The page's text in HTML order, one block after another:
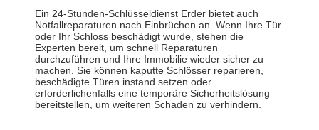
Ein 24-Stunden-Schlüsseldienst Erder bietet auch
Notfallreparaturen nach Einbrüchen an. Wenn Ihre Tür
oder Ihr Schloss beschädigt wurde, stehen die
Experten bereit, um schnell Reparaturen
durchzuführen und Ihre Immobilie wieder sicher zu
machen. Sie können kaputte Schlösser reparieren,
beschädigte Türen instand setzen oder
erforderlichenfalls eine temporäre Sicherheitslösung
bereitstellen, um weiteren Schaden zu verhindern.